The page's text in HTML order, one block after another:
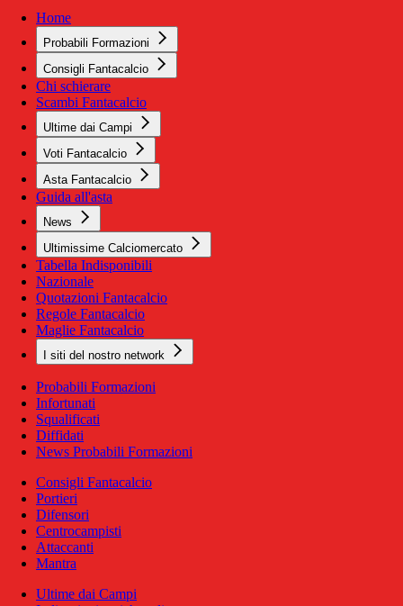
Home
Probabili Formazioni
Consigli Fantacalcio
Chi schierare
Scambi Fantacalcio
Ultime dai Campi
Voti Fantacalcio
Asta Fantacalcio
Guida all'asta
News
Ultimissime Calciomercato
Tabella Indisponibili
Nazionale
Quotazioni Fantacalcio
Regole Fantacalcio
Maglie Fantacalcio
I siti del nostro network
Probabili Formazioni
Infortunati
Squalificati
Diffidati
News Probabili Formazioni
Consigli Fantacalcio
Portieri
Difensori
Centrocampisti
Attaccanti
Mantra
Ultime dai Campi